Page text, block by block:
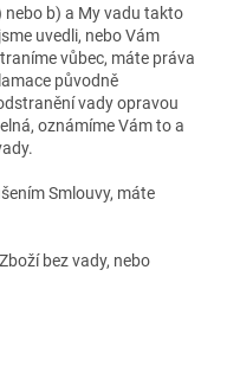
nebo b) a My vadu takto
uvedli, nebo Vám
vůbec, máte práva
původně
vady opravou
oznámíme Vám to a
Smlouvy, máte
bez vady, nebo